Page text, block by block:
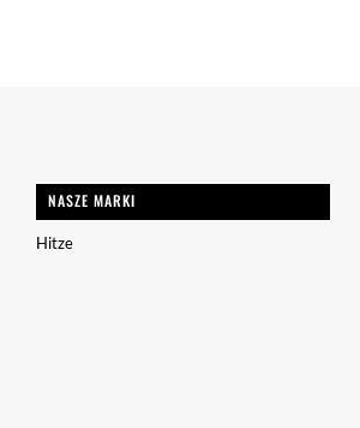
NASZE MARKI
Hitze